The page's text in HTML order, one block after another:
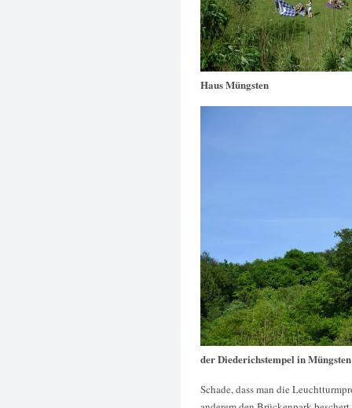
Haus Müngsten
der Diederichstempel in
Schade, dass man die